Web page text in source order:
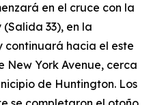
en el cruce con la
33), en la
continuará hacia el este
New York Avenue, cerca
de Huntington. Los